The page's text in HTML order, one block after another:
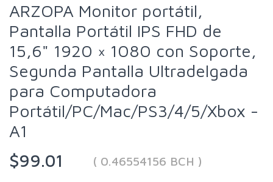
ARZOPA Monitor portátil,
Pantalla Portátil IPS FHD de
15,6" 1920 × 1080 con Soporte,
Segunda Pantalla Ultradelgada
para Computadora
Portátil/PC/Mac/PS3/4/5/Xbox -
A1
$99.01
( 0.46554156 BCH )